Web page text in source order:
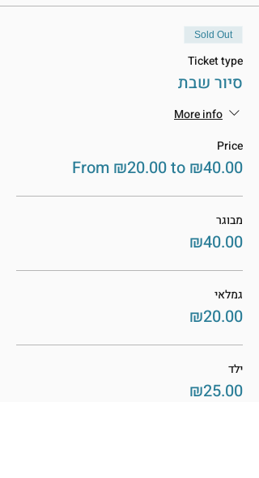
Sold Out
Ticket type
סיור שבת
More info
Price
From ₪20.00 to ₪40.00
מבוגר
₪40.00
גמלאי
₪20.00
ילד
₪25.00